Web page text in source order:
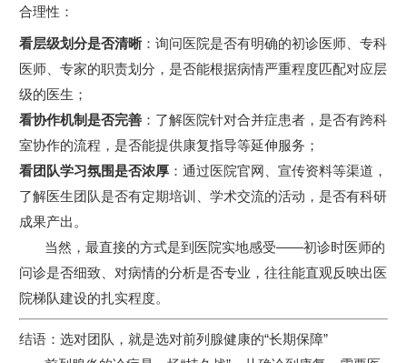
合理性：
看层级划分是否清晰 ：询问医院是否有明确的初诊医师、专科
医师、专家的职责划分，是否能根据病情严重程度匹配对应层
级的医生；
看协作机制是否完善 ：了解医院针对合并症患者，是否有跨科
室协作的流程，是否能提供康复指导等延伸服务；
看团队学习氛围是否浓厚 ：通过医院官网、宣传资料等渠道，
了解医生团队是否有定期培训、学术交流的活动，是否有科研
成果产出。
当然，最直接的方式是到医院实地感受——初诊时医师的
问诊是否细致、对病情的分析是否专业，往往能直观反映出医
院梯队建设的扎实程度。
结语：选对团队，就是选对前列腺健康的“长期保障”